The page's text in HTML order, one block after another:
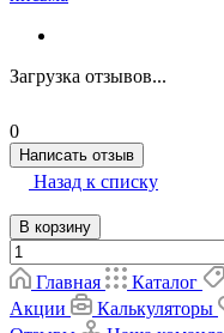
Загрузка отзывов...
0
Написать отзыв
Назад к списку
В корзину
Главная Каталог
Акции
Калькуляторы